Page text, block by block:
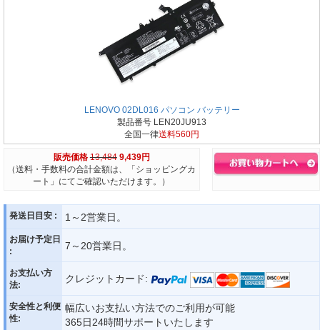
LENOVO 02DL016 パソコン バッテリー
製品番号 LEN20JU913
全国一律送料560円
販売価格 13,484 9,439円
（送料・手数料の合計金額は、「ショッピングカ
ート」にてご確認いただけます。）
発送日目安 : 1～2営業日。
お届け予定日
:
7～20営業日。
お支払い方
法:
クレジットカード:
安全性と利便
性:
幅広いお支払い方法でのご利用が可能
365日24時間サポートいたします